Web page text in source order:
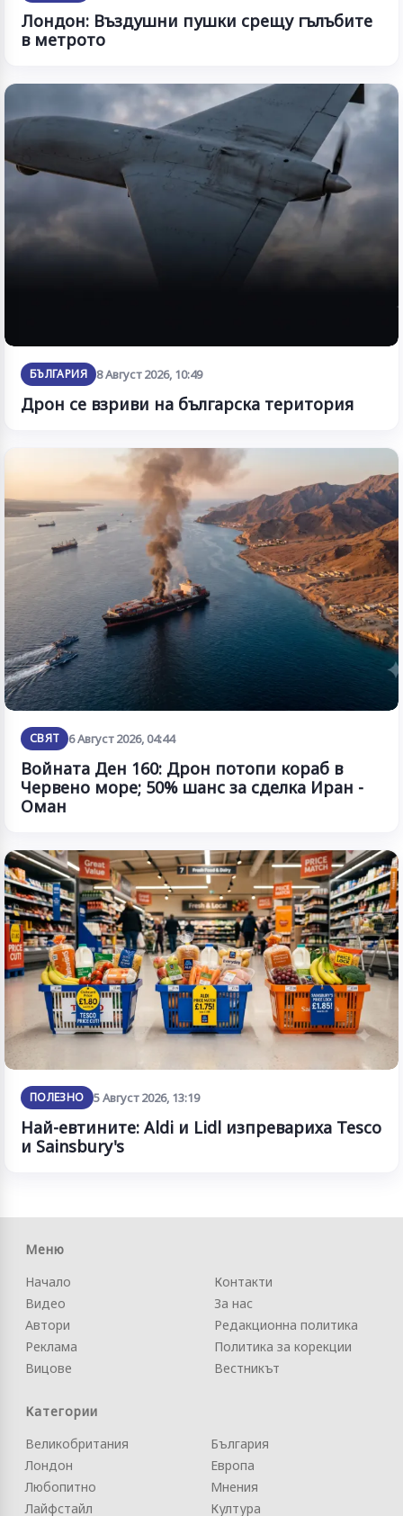
Лондон: Въздушни пушки срещу гълъбите
в метрото
БЪЛГАРИЯ 8 Август 2026, 10:49
Дрон се взриви на българска територия
СВЯТ 6 Август 2026, 04:44
Войната Ден 160: Дрон потопи кораб в
Червено море; 50% шанс за сделка Иран -
Оман
ПОЛЕЗНО 5 Август 2026, 13:19
Най-евтините: Aldi и Lidl изпревариха Tesco
и Sainsbury's
Меню
Начало
Видео
Автори
Реклама
Вицове
Контакти
За нас
Редакционна политика
Политика за корекции
Вестникът
Категории
Великобритания
Лондон
Любопитно
Лайфстайл
България
Европа
Мнения
Култура